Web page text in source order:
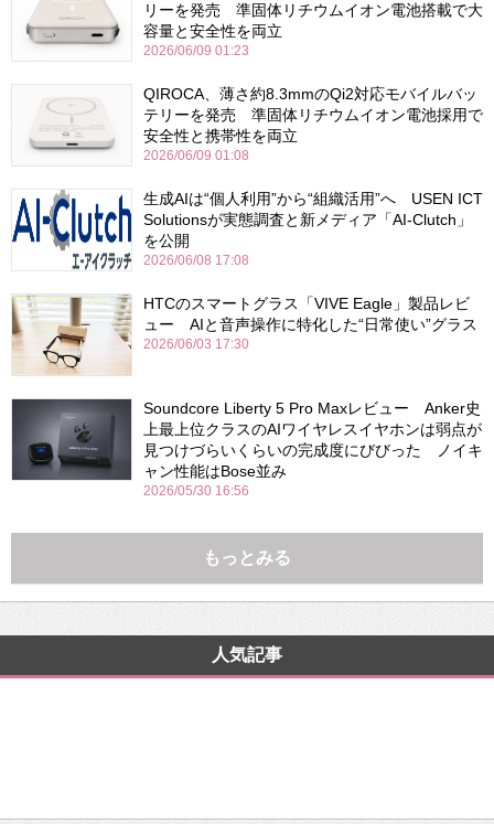
リーを発売 準固体リチウムイオン電池搭載で大
容量と安全性を両立
2026/06/09 01:23
QIROCA、薄さ約8.3mmのQi2対応モバイルバッ
テリーを発売 準固体リチウムイオン電池採用で
安全性と携帯性を両立
2026/06/09 01:08
生成AIは“個人利用”から“組織活用”へ USEN ICT
Solutionsが実態調査と新メディア「AI-Clutch」
を公開
2026/06/08 17:08
HTCのスマートグラス「VIVE Eagle」製品レビ
ュー AIと音声操作に特化した“日常使い”グラス
2026/06/03 17:30
Soundcore Liberty 5 Pro Maxレビュー Anker史
上最上位クラスのAIワイヤレスイヤホンは弱点が
見つけづらいくらいの完成度にびびった ノイキ
ャン性能はBose並み
2026/05/30 16:56
もっとみる
人気記事